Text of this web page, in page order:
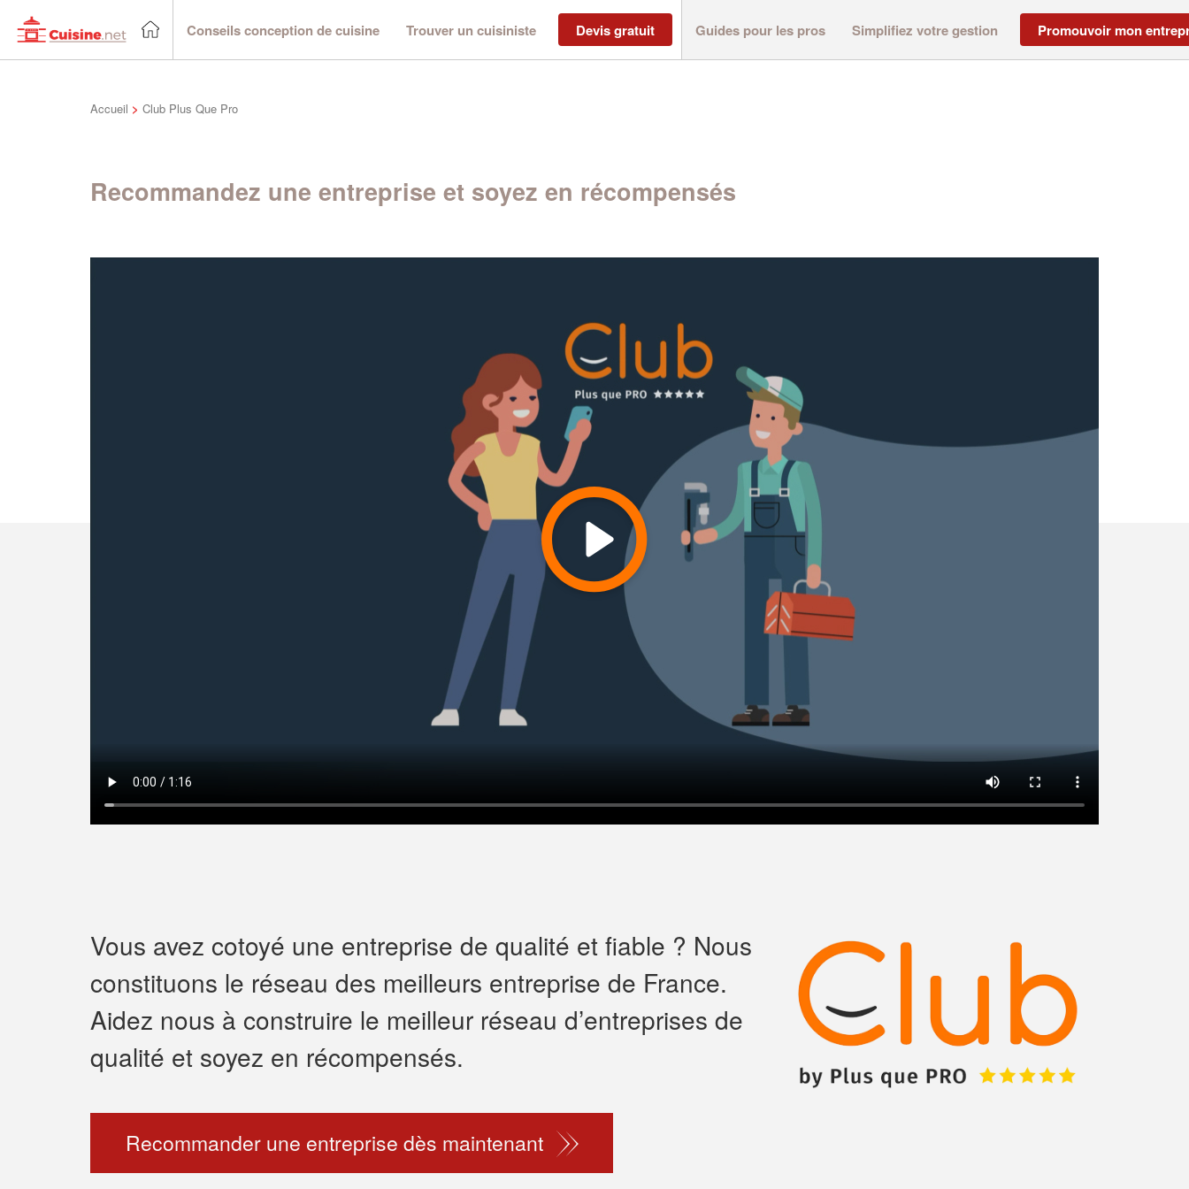
Conseils conception de cuisine Trouver un cuisiniste Devis gratuit Guides pour les pros Simplifiez votre gestion Promouvoir mon
Accueil > Club Plus Que Pro
Recommandez une entreprise et soyez en récompensés
Vous avez cotoyé une entreprise de qualité et fiable ? Nous
constituons le réseau des meilleurs entreprise de France.
Aidez nous à construire le meilleur réseau d’entreprises de
qualité et soyez en récompensés.
Recommander une entreprise dès maintenant
Vous êtes un
professionnel ?
Augmentez votrechiffre d'affaires